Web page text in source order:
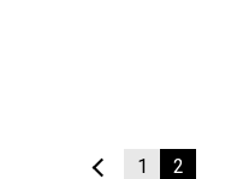
1 2